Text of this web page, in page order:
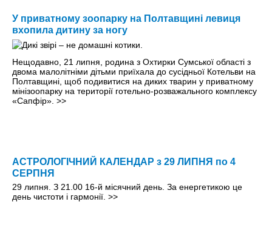
У приватному зоопарку на Полтавщині левиця
вхопила дитину за ногу
Нещодавно, 21 липня, родина з Охтирки Сумської області з
двома малолітніми дітьми приїхала до сусідньої Котельви на
Полтавщині, щоб подивитися на диких тварин у приватному
мінізоопарку на території готельно-розважального комплексу
«Сапфір». >>
АСТРОЛОГІЧНИЙ КАЛЕНДАР з 29 ЛИПНЯ по 4
СЕРПНЯ
29 липня. З 21.00 16-й місячний день. За енергетикою це
день чистоти і гармонії. >>